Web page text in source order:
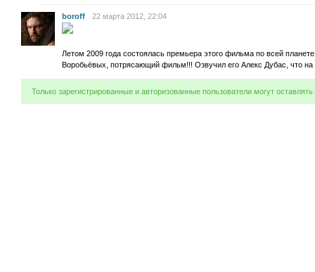
boroff 22 марта 2012, 22:04
Летом 2009 года состоялась премьера этого фильма по всей
Воробьёвых, потрясающий фильм!!! Озвучил его Алекс Дубас, что на
Только зарегистрированные и авторизованные пользователи могут